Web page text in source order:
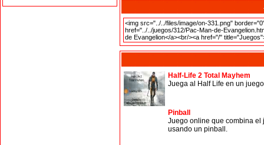
Half-Life 2 Total Mayhem
Juega al Half Life en un
Pinball
Juego online que combina el
usando un pinball.